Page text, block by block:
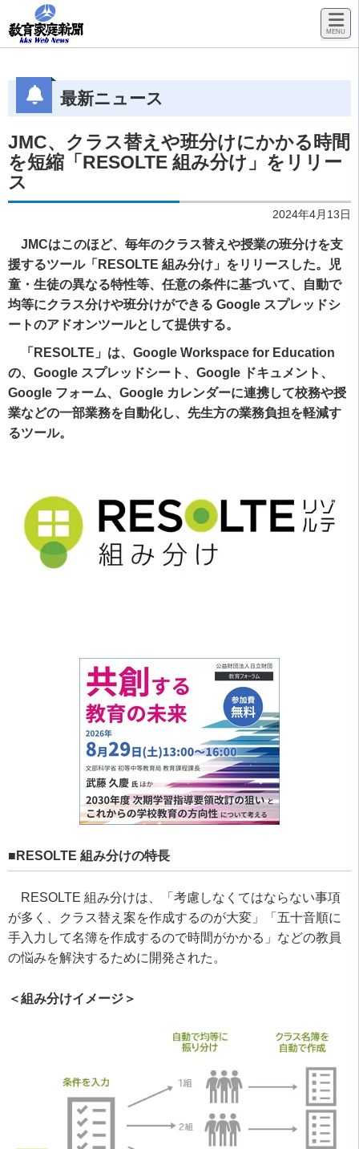
最新ニュース
JMC、クラス替えや班分けにかかる時間
を短縮「RESOLTE 組み分け」をリリー
ス
2024年4月13日
JMCはこのほど、毎年のクラス替えや授業の班分けを支
援するツール「RESOLTE 組み分け」をリリースした。児
童・生徒の異なる特性等、任意の条件に基づいて、自動で
均等にクラス分けや班分けができる Google スプレッドシ
ートのアドオンツールとして提供する。
「RESOLTE」は、Google Workspace for Education
の、Google スプレッドシート、Google ドキュメント、
Google フォーム、Google カレンダーに連携して校務や授
業などの一部業務を自動化し、先生方の業務負担を軽減す
るツール。
■RESOLTE 組み分けの特長
RESOLTE 組み分けは、「考慮しなくてはならない事項
が多く、クラス替え案を作成するのが大変」「五十音順に
手入力して名簿を作成するので時間がかかる」などの教員
の悩みを解決するために開発された。
＜組み分けイメージ＞